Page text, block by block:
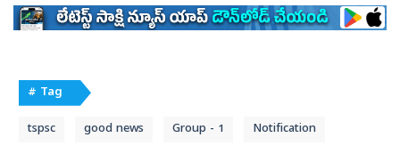
# Tag
tspsc good news Group - 1 Notification